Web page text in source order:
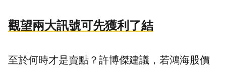
觀望兩大訊號可先獲利了結
至於何時才是賣點？許博傑建議，若鴻海股價